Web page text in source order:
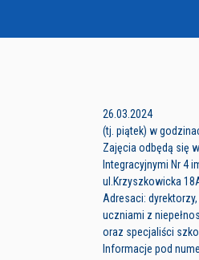
26.03.2024
(tj. piątek) w
Zajęcia odbędą się
Integracyjnymi Nr 4
ul.Krzyszkowicka
Adresaci:
uczniami z
oraz specjaliści
Informacje pod